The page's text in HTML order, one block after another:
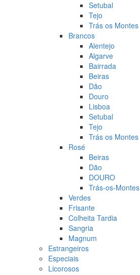
Setubal
Tejo
Trás os Montes
Brancos
Alentejo
Algarve
Bairrada
Beiras
Dão
Douro
Lisboa
Setubal
Tejo
Trás os Montes
Rosé
Beiras
Dão
DOURO
Trás-os-Montes
Verdes
Frisante
Colheita Tardia
Sangria
Magnum
Estrangeiros
Especiais
Licorosos